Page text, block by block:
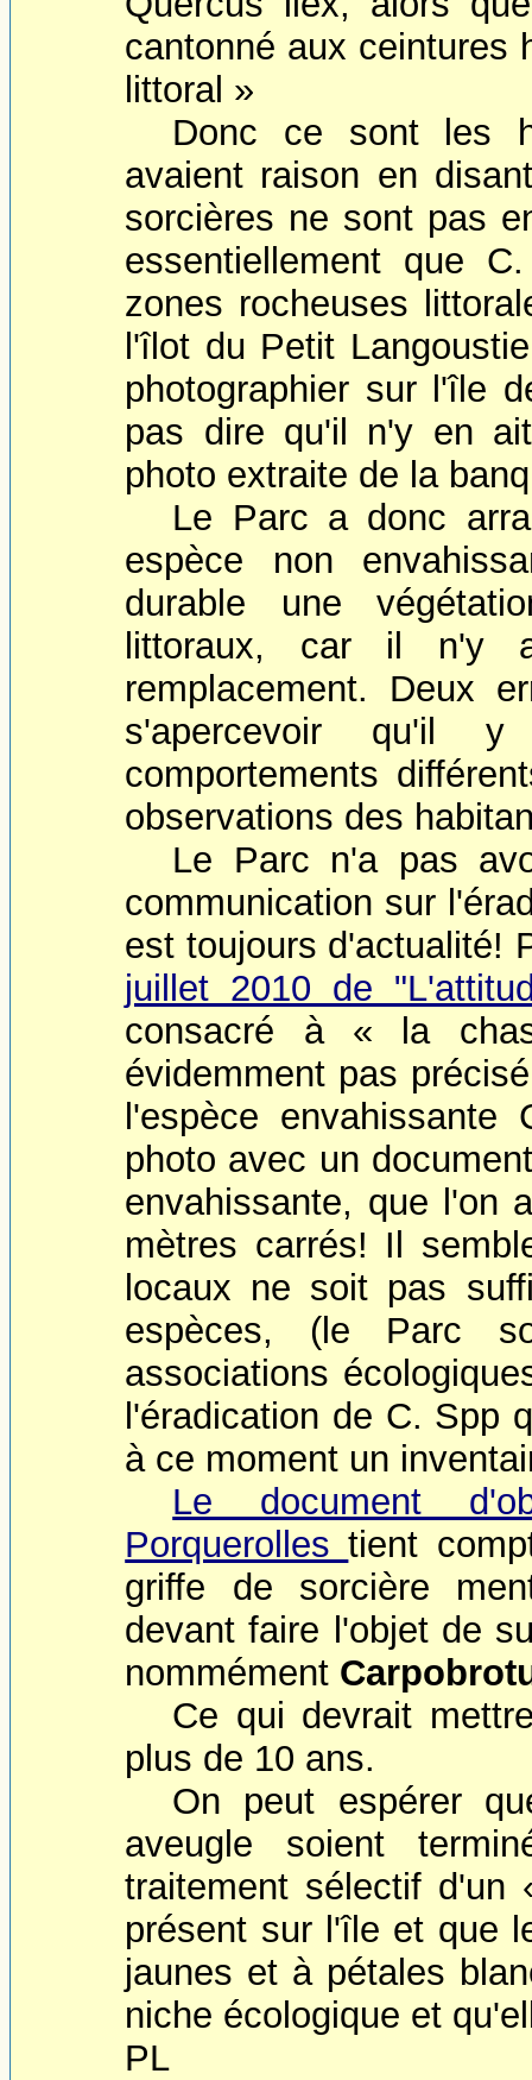
cantonné aux ceintures
littoral »
Donc ce sont les
avaient raison en
sorcières ne sont pas
essentiellement que
zones rocheuses
l'îlot du Petit
photographier sur l'île
pas dire qu'il n'y en
photo extraite de la
Le Parc a donc
espèce non
durable une
littoraux, car il n'y
remplacement. Deux
s'apercevoir qu'il
comportements
observations des
Le Parc n'a pas
communication sur
est toujours d'actualité!
juillet 2010 de
consacré à « la
évidemment pas
l'espèce envahissante
photo avec un
envahissante, que l'on
mètres carrés! Il
locaux ne soit pas
espèces, (le Parc
associations
l'éradication de C. Spp
à ce moment un
Le document
Porquerollestient
griffe de sorcière
devant faire l'objet de
nommément
Ce qui devrait
plus de 10 ans.
On peut espérer
aveugle soient
traitement sélectif d'un
présent sur l'île et que
jaunes et à pétales
niche écologique et
PL